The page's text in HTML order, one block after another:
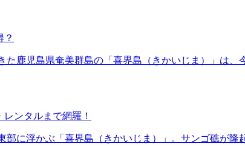
？
鹿児島県奄美群島の「喜界島（きかいじま）」は、
ンタルまで網羅！
に浮かぶ「喜界島（きかいじま）」。サンゴ礁が隆